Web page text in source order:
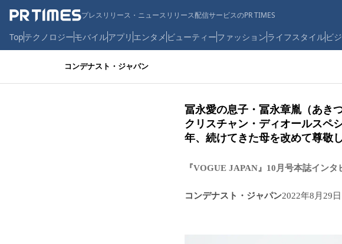
プレスリリース・ニュースリリース配信サービスのPR TIMES
Topテクノロジーモバイルアプリ エンタメ ビューティーファッションライフスタイルビ
コンデナスト・ジャパン
冨永愛の息子・冨永章胤（あき
クリスチャン・ディオールスペ
年、続けてきた母を改めて尊敬し
『VOGUE JAPAN』10月号本誌イン
コンデナスト・ジャパン2022年8月29